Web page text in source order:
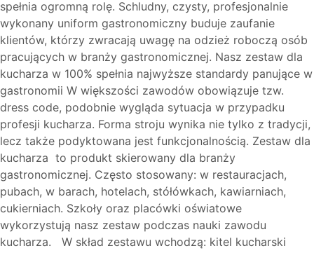
spełnia ogromną rolę. Schludny, czysty, profesjonalnie
wykonany uniform gastronomiczny buduje zaufanie
klientów, którzy zwracają uwagę na odzież roboczą osób
pracujących w branży gastronomicznej. Nasz zestaw dla
kucharza w 100% spełnia najwyższe standardy panujące w
gastronomii W większości zawodów obowiązuje tzw.
dress code, podobnie wygląda sytuacja w przypadku
profesji kucharza. Forma stroju wynika nie tylko z tradycji,
lecz także podyktowana jest funkcjonalnością. Zestaw dla
kucharza to produkt skierowany dla branży
gastronomicznej. Często stosowany: w restauracjach,
pubach, w barach, hotelach, stółówkach, kawiarniach,
cukierniach. Szkoły oraz placówki oświatowe
wykorzystują nasz zestaw podczas nauki zawodu
kucharza. W skład zestawu wchodzą: kitel kucharski